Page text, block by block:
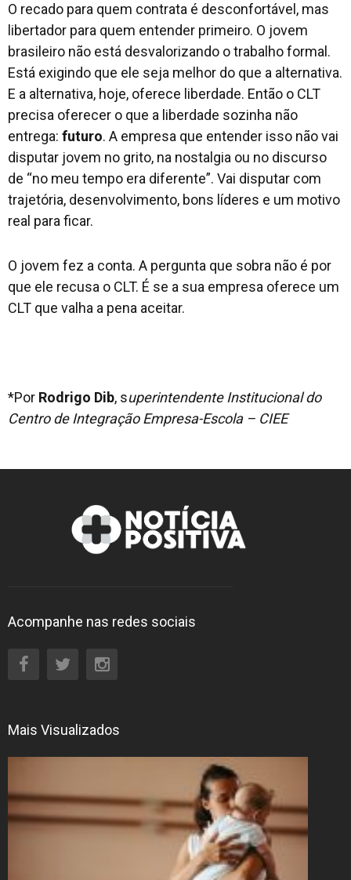
O recado para quem contrata é desconfortável, mas
libertador para quem entender primeiro. O jovem
brasileiro não está desvalorizando o trabalho formal.
Está exigindo que ele seja melhor do que a alternativa.
E a alternativa, hoje, oferece liberdade. Então o CLT
precisa oferecer o que a liberdade sozinha não
entrega: futuro. A empresa que entender isso não vai
disputar jovem no grito, na nostalgia ou no discurso
de “no meu tempo era diferente”. Vai disputar com
trajetória, desenvolvimento, bons líderes e um motivo
real para ficar.
O jovem fez a conta. A pergunta que sobra não é por
que ele recusa o CLT. É se a sua empresa oferece um
CLT que valha a pena aceitar.
*Por Rodrigo Dib, superintendente Institucional do
Centro de Integração Empresa-Escola – CIEE
Acompanhe nas redes sociais
Mais Visualizados